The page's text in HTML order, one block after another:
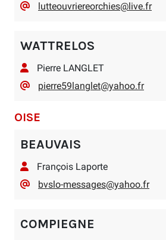
lutteouvriereorchies@live.fr
WATTRELOS
Pierre LANGLET
pierre59langlet@yahoo.fr
OISE
BEAUVAIS
François Laporte
bvslo-messages@yahoo.fr
COMPIEGNE